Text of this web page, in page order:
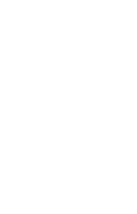
is used and to offer